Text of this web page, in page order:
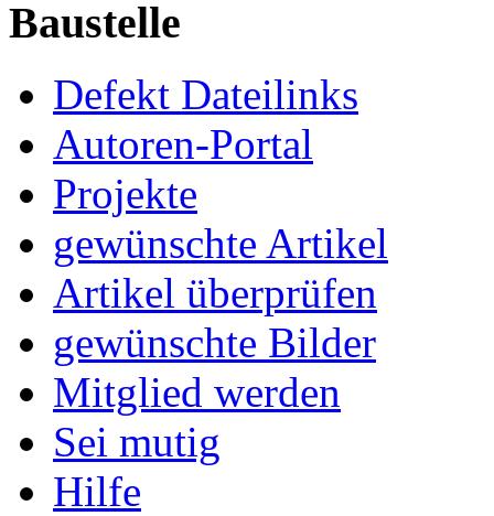
Baustelle
Defekt Dateilinks
Autoren-Portal
Projekte
gewünschte Artikel
Artikel überprüfen
gewünschte Bilder
Mitglied werden
Sei mutig
Hilfe